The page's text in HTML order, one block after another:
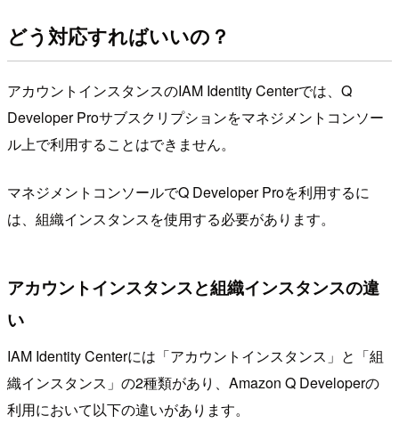
どう対応すればいいの？
アカウントインスタンスのIAM Identity Centerでは、Q
Developer Proサブスクリプションをマネジメントコンソー
ル上で利用することはできません。
マネジメントコンソールでQ Developer Proを利用するに
は、組織インスタンスを使用する必要があります。
アカウントインスタンスと組織インスタンスの違
い
IAM Identity Centerには「アカウントインスタンス」と「組
織インスタンス」の2種類があり、Amazon Q Developerの
利用において以下の違いがあります。